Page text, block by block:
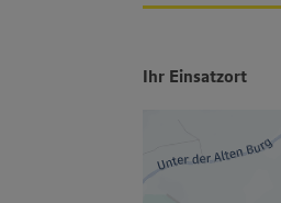
Ihr Einsatzort